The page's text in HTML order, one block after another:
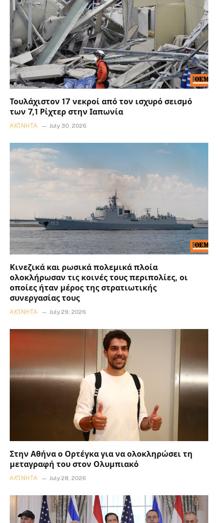
Τουλάχιστον 17 νεκροί από τον ισχυρό σεισμό
των 7,1 Ρίχτερ στην Ιαπωνία
ΑΚΊΝΗΤΑ July 30, 2026
Κινεζικά και ρωσικά πολεμικά πλοία
ολοκλήρωσαν τις κοινές τους περιπολίες, οι
οποίες ήταν μέρος της στρατιωτικής
συνεργασίας τους
ΑΚΊΝΗΤΑ July 29, 2026
Στην Αθήνα ο Ορτέγκα για να ολοκληρώσει τη
μεταγραφή του στον Ολυμπιακό
ΑΚΊΝΗΤΑ July 28, 2026